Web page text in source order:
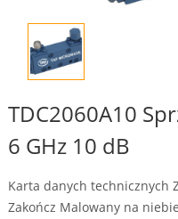
TDC2060A10
6 GHz 10 dB
Karta danych technicznych
Zakończ Malowany na